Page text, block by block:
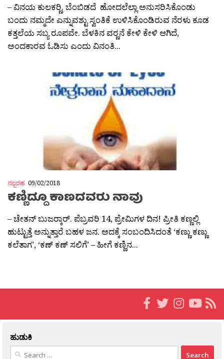
– ವಿನಯ ಕುಲಕರ‍್ಣಿ. ಬೆಂಬಿಡದೆ ಹೋದಲೆಲ್ಲಾ ಅನುಸರಿಸಿಕೊಂಡು
ಬಂದು ನಮ್ಮದೇ ಎನ್ನುವಶ್ಟು ಸ್ವಂತಿಕೆ ಉಳಿಸಿಕೊಂಡಿರುವ ನೆರಳು ಕೂಡ
ಕತ್ತಲೆಯ ಸಬ್ಯ ರೂಪವೇ. ಬೆಳಕಿನ ವರ‍್ಣನೆ ಕೇಳಿ ಕೇಳಿ ಆಗಿದೆ,
ಅಂದಕಾರವ ಓಡಿಸು ಎಂದು ವಿನಂತಿ...
ನಲ್ಬರಹ 09/02/2018
ಕಣ್ಣಿದ್ದೂ ಕಾಣದವರು ನಾವು
– ಚೇತನ್ ಬುಜರ‍್ಕಾರ್. ಪೆಬ್ರವರಿ 14, ಪ್ರೇಮಿಗಳ ದಿನ! ಪ್ರೀತಿ ಕಣ್ಣಲ್ಲಿ
ಹುಟ್ಟುತ್ತೆ ಅನ್ನುತ್ತಾರೆ ಬಹಳ ಜನ. ಅದಕ್ಕೆ ಸಂಬಂದಿಸಿದಂತೆ ‘ಕಣ್ಣು ಕಣ್ಣು
ಕಲೆತಾಗ’, ‘ಕಣ್ ಕಣ್ ಸಲಿಗೆ’ – ಹೀಗೆ ಕಣ್ಣಿನ...
ಹುಡುಕಿ
Search